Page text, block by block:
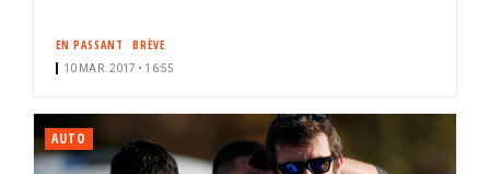
EN PASSANT BRÈVE
10 MAR. 2017 • 16:55
AUTO